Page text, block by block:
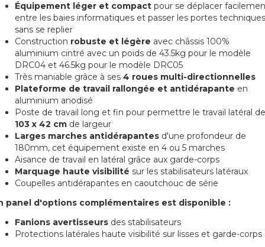
Équipement léger et compact pour se déplacer
entre les baies informatiques et passer les portes techniques
sans se replier
Construction robuste et légère avec châssis 100%
aluminium cintré avec un poids de 43.5kg pour le modèle
DRC04 et 46.5kg pour le modèle DRC05
Très maniable grâce à ses 4 roues multi-directionnelles
Plateforme de travail rallongée et antidérapante en
aluminium anodisé
Poste de travail long et fin pour permettre le travail latéral de
103 x 42 cm de largeur
Larges marches antidérapantes d'une profondeur de
180mm, cet équipement existe en 4 ou 5 marches
Aisance de travail en latéral grâce aux garde-corps
Marquage haute visibilité sur les stabilisateurs latéraux
Coupelles antidérapantes en caoutchouc de série
panel d'options complémentaires est disponible :
Fanions avertisseurs des stabilisateurs
Protections latérales haute visibilité sur lisses et garde-corps